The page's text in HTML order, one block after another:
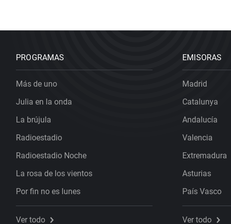
PROGRAMAS
Más de uno
Julia en la onda
La brújula
Radioestadio
Radioestadio Noche
La rosa de los vientos
Por fin no es lunes
Ver todo
EMISORAS
Madrid
Catalunya
Andalucía
Valencia
Extremadura
Asturias
País Vasco
Ver todo